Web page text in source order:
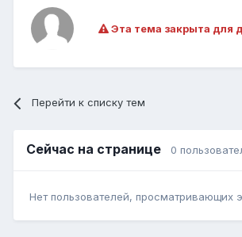
Эта тема закрыта для
Перейти к списку тем
Сейчас на странице 0
Нет пользователей, просматривающих